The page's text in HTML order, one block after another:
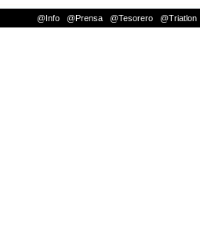
@Info @Prensa @Tesorero @Triatlon